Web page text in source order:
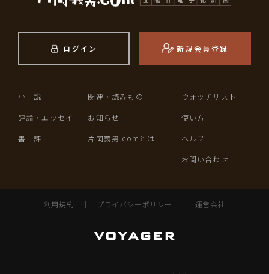
ログイン 新規会員登録
小 説
評論・エッセイ
書 評
関連・読みもの
お知らせ
片岡義男.comとは
ウォッチリスト
使い方
ヘルプ
お問い合わせ
利用規約 ｜ プライバシーポリシー ｜ 運営会社